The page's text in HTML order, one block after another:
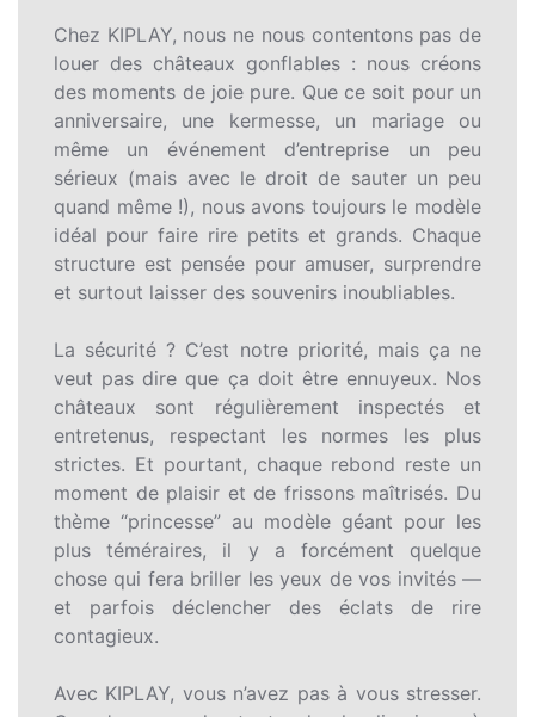
Chez KIPLAY, nous ne nous contentons pas de
louer des châteaux gonflables : nous créons
des moments de joie pure. Que ce soit pour un
anniversaire, une kermesse, un mariage ou
même un événement d’entreprise un peu
sérieux (mais avec le droit de sauter un peu
quand même !), nous avons toujours le modèle
idéal pour faire rire petits et grands. Chaque
structure est pensée pour amuser, surprendre
et surtout laisser des souvenirs inoubliables.
La sécurité ? C’est notre priorité, mais ça ne
veut pas dire que ça doit être ennuyeux. Nos
châteaux sont régulièrement inspectés et
entretenus, respectant les normes les plus
strictes. Et pourtant, chaque rebond reste un
moment de plaisir et de frissons maîtrisés. Du
thème “princesse” au modèle géant pour les
plus téméraires, il y a forcément quelque
chose qui fera briller les yeux de vos invités —
et parfois déclencher des éclats de rire
contagieux.
Avec KIPLAY, vous n’avez pas à vous stresser.